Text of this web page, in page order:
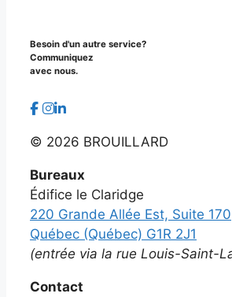
Besoin d'un autre service?
Communiquez
avec nous.
© 2026 BROUILLARD
Bureaux
Édifice le Claridge
220 Grande Allée Est, Suite 170
Québec (Québec) G1R 2J1
(entrée via la rue Louis-Saint-
Contact